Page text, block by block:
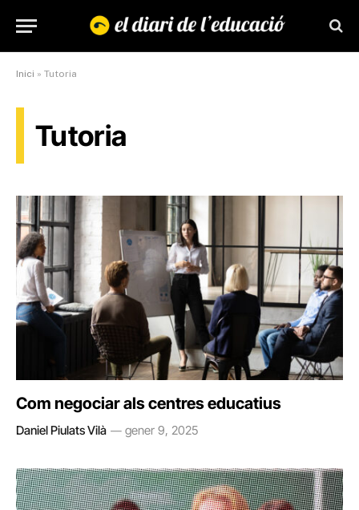
Inici » Tutoria
Tutoria
Com negociar als centres educatius
Daniel Piulats Vilà gener 9, 2025